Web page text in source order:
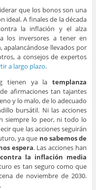
que los bonos son una
ideal. A finales de la década
la inflación y el alza
los inversores a tener en
, apalancándose llevados por
a consejos de expertos
a largo plazo.
tienen ya latemplanza
afirmaciones tan tajantes
y lo malo, de lo adecuado
bursátil. Ni las acciones
siempre lo peor, ni todo lo
que las acciones seguirán
ya que no sabemos de
espera. Las acciones han
contra la inflación media
es tan seguro como que
de noviembre de 2030.